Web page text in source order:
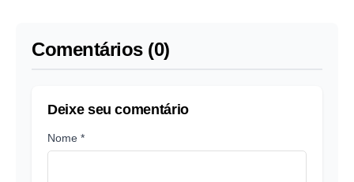
Comentários (0)
Deixe seu comentário
Nome *